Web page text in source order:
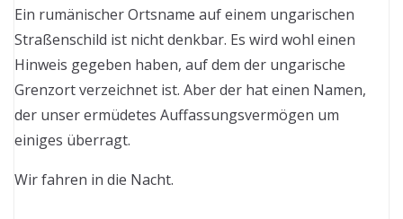
Ein rumänischer Ortsname auf einem ungarischen
Straßenschild ist nicht denkbar. Es wird wohl einen
Hinweis gegeben haben, auf dem der ungarische
Grenzort verzeichnet ist. Aber der hat einen Namen,
der unser ermüdetes Auffassungsvermögen um
einiges überragt.
Wir fahren in die Nacht.